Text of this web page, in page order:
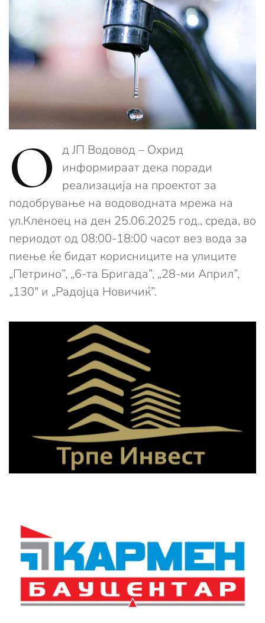
О д ЈП Водовод – Охрид
информираат дека поради
реализација на проектот за
подобрување на водоводната мрежа на
ул.Кленоец на ден 25.06.2025 год., среда, во
периодот од 08:00-18:00 часот вез вода за
пиење ќе бидат корисниците на улиците
„Петрино”, „6-та Бригада”, „28-ми Април”,
„130″ и „Радојца Новичиќ”.